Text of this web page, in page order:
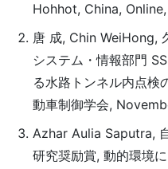
Hohhot, China,
唐 成, Chin WeiHong,
システム・情報部門
る水路トンネル内点検
動車制御学会,
Azhar Aulia Saputra,
研究奨励賞, 動的環境